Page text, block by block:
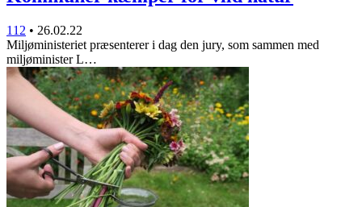
112 • 26.02.22
Miljøministeriet præsenterer i dag den jury, som sammen med
miljøminister L…